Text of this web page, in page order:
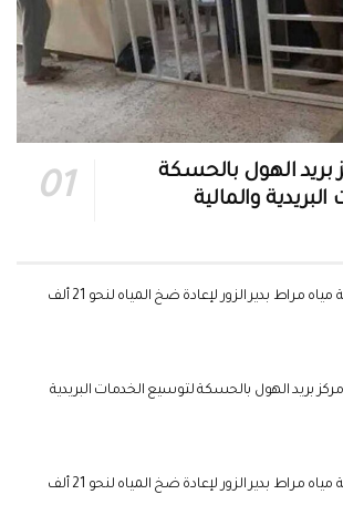
بريد الهول بالحسكة
والمالية
تأهيل محطة مياه مراط بدير الزور لإعادة ضخ المياه لنحو 21 ألف
مركز بريد الهول بالحسكة لتوسيع الخدمات البريدية
تأهيل محطة مياه مراط بدير الزور لإعادة ضخ المياه لنحو 21 ألف